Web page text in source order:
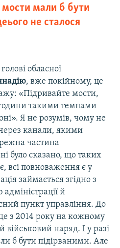
мости мали б бути
не сталося
обласної
, вже покійному, це
«Підривайте мости,
такими темпами
Я не розумів, чому не
канали, якими
частина
було сказано, що таких
всі повноваження є у
займається згідно з
адміністрації й
пункт управління. До
з 2014 року на кожному
військовий наряд. І у разі
б бути підірваними. Але